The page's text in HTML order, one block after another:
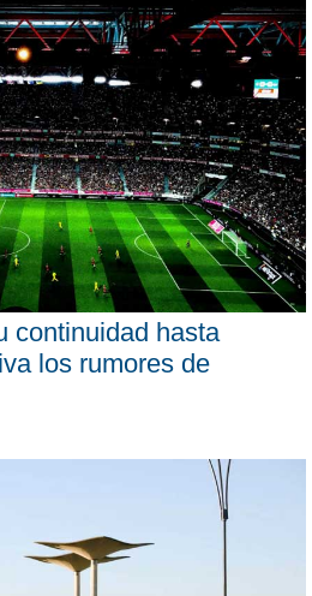
continuidad hasta
los rumores de